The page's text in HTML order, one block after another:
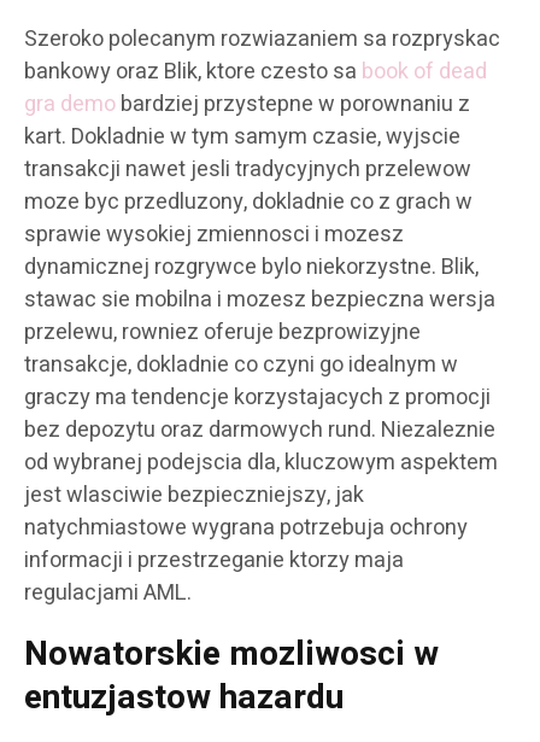
Szeroko polecanym rozwiazaniem sa rozpryskac
bankowy oraz Blik, ktore czesto sa book of dead
gra demobardziej przystepne w porownaniu z
kart. Dokladnie w tym samym czasie, wyjscie
transakcji nawet jesli tradycyjnych przelewow
moze byc przedluzony, dokladnie co z grach w
sprawie wysokiej zmiennosci i mozesz
dynamicznej rozgrywce bylo niekorzystne. Blik,
stawac sie mobilna i mozesz bezpieczna wersja
przelewu, rowniez oferuje bezprowizyjne
transakcje, dokladnie co czyni go idealnym w
graczy ma tendencje korzystajacych z promocji
bez depozytu oraz darmowych rund. Niezaleznie
od wybranej podejscia dla, kluczowym aspektem
jest wlasciwie bezpieczniejszy, jak
natychmiastowe wygrana potrzebuja ochrony
informacji i przestrzeganie ktorzy maja
regulacjami AML.
Nowatorskie mozliwosci w
entuzjastow hazardu